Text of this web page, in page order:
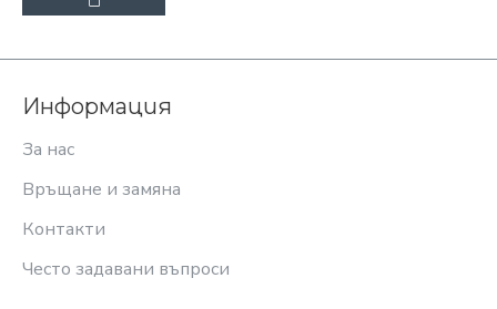
Информация
За нас
Връщане и замяна
Контакти
Често задавани въпроси